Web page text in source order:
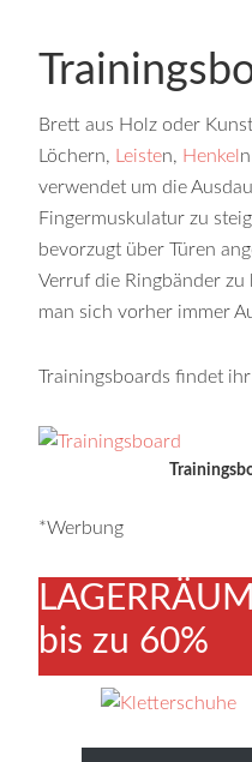
Brett aus Holz oder
Löchern,
Leisten, Henkel
verwendet um die
Fingermuskulatur zu
bevorzugt über Türen
Verruf die Ringbänder
man sich vorher immer
Trainingsboards findet
*Werbung
bis zu 60%